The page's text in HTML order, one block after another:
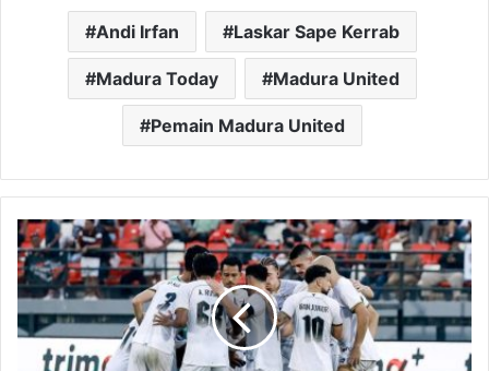
Andi Irfan Laskar Sape Kerrab
Madura Today Madura United
Pemain Madura United